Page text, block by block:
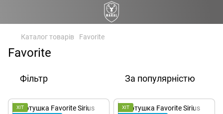
Каталог товарів Favorite
Favorite
Фільтр За популярністю
ХІТ
ХІТ